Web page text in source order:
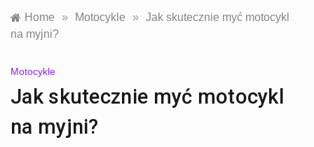
Home » Motocykle » Jak skutecznie myć motocykl
na myjni?
Motocykle
Jak skutecznie myć motocykl
na myjni?